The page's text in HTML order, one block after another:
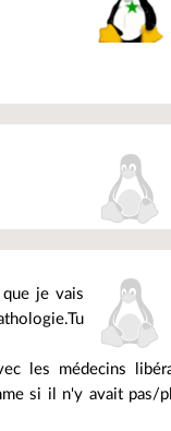
je vais
les médecins
si il n'y avait pas/